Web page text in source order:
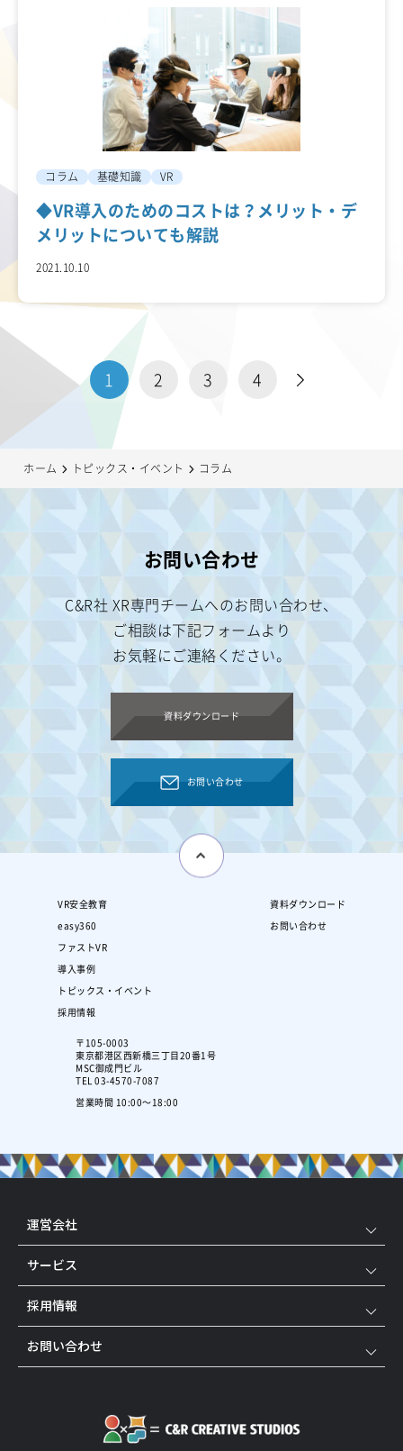
コラム 基礎知識 VR
◆VR導入のためのコストは？メリット・デ
メリットについても解説
2021.10.10
1 2 3 4
ホーム トピックス・イベント コラム
お問い合わせ
C&R社 XR専門チームへのお問い合わせ、
ご相談は下記フォームより
お気軽にご連絡ください。
資料ダウンロード
お問い合わせ
VR安全教育
easy360
ファストVR
導入事例
トピックス・イベント
採用情報
資料ダウンロード
お問い合わせ
〒105-0003
東京都港区西新橋三丁目20番1号
MSC御成門ビル
TEL 03-4570-7087
営業時間 10:00～18:00
運営会社
サービス
採用情報
お問い合わせ